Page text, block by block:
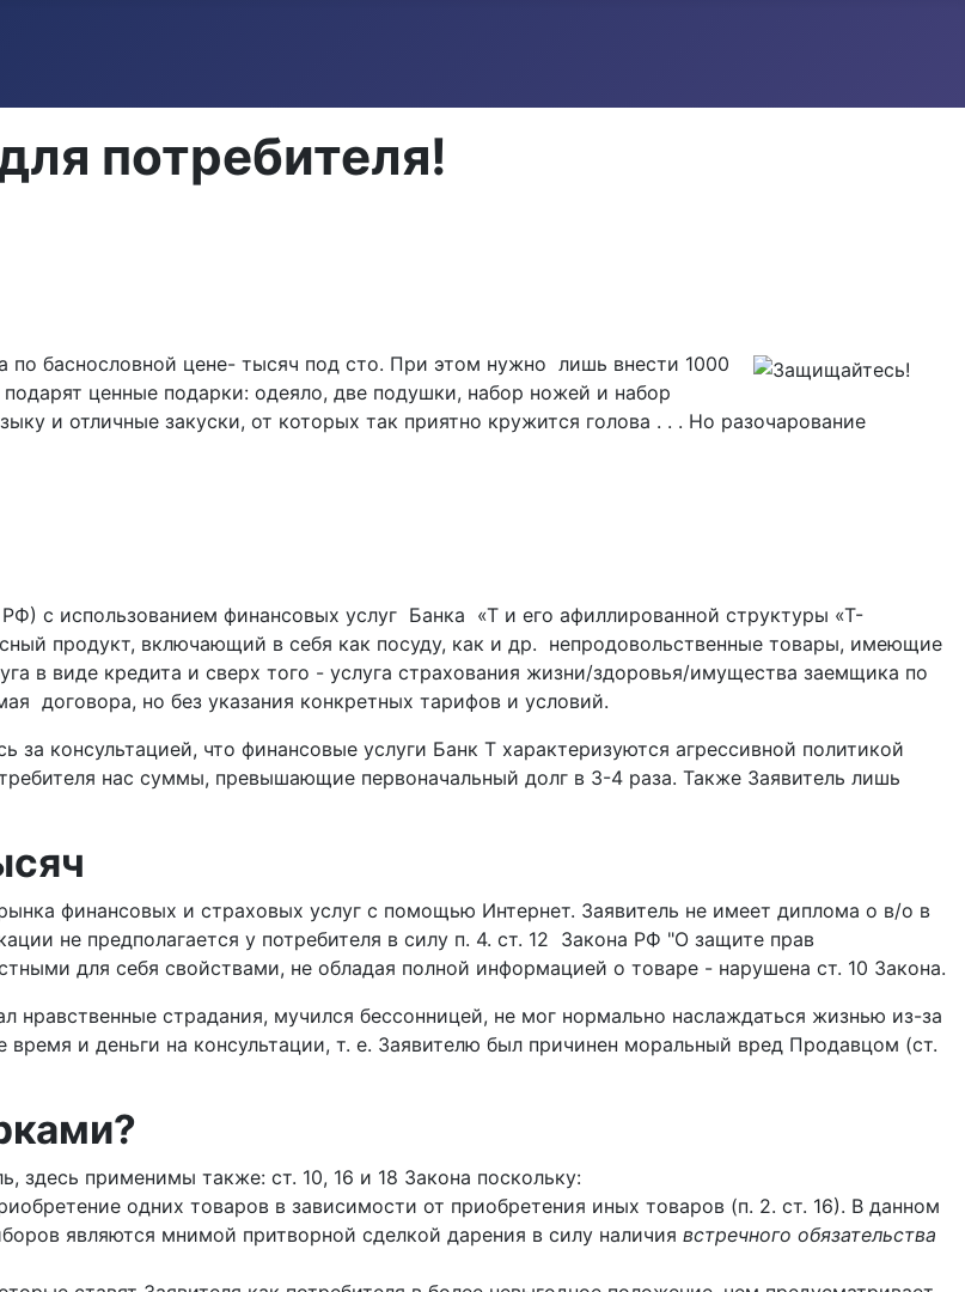
потребителя!
по баснословной цене- тысяч под сто. При этом нужно лишь внести 1000
ценные подарки: одеяло, две подушки, набор ножей и набор
и отличные закуски, от которых так приятно кружится голова . . . Но разочарование
с использованием финансовых услуг Банка «Т и его афиллированной структуры «Т-
продукт, включающий в себя как посуду, как и др. непродовольственные товары, имеющие
в виде кредита и сверх того - услуга страхования жизни/здоровья/имущества заемщика по
договора, но без указания конкретных тарифов и условий.
консультацией, что финансовые услуги Банк Т характеризуются агрессивной политикой
нас суммы, превышающие первоначальный долг в 3-4 раза. Также Заявитель лишь
финансовых и страховых услуг с помощью Интернет. Заявитель не имеет диплома о в/о в
не предполагается у потребителя в силу п. 4. ст. 12 Закона РФ "О защите прав
для себя свойствами, не обладая полной информацией о товаре - нарушена ст. 10 Закона.
нравственные страдания, мучился бессонницей, не мог нормально наслаждаться жизнью из-за
и деньги на консультации, т. е. Заявителю был причинен моральный вред Продавцом (ст.
здесь применимы также: ст. 10, 16 и 18 Закона поскольку:
одних товаров в зависимости от приобретения иных товаров (п. 2. ст. 16). В данном
являются мнимой притворной сделкой дарения в силу наличия встречного обязательства